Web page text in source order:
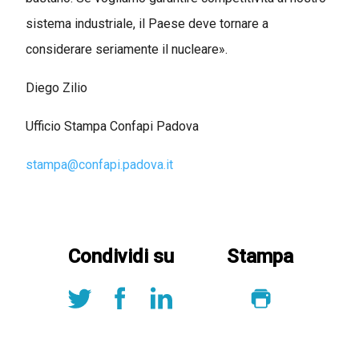
sistema industriale, il Paese deve tornare a
considerare seriamente il nucleare».
Diego Zilio
Ufficio Stampa Confapi Padova
stampa@confapi.padova.it
Condividi su Stampa